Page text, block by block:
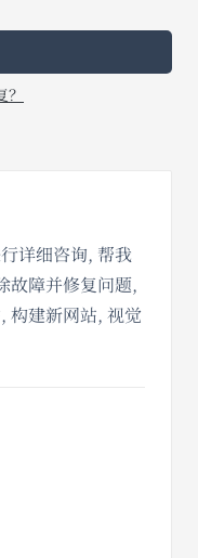
详细咨询, 帮我
故障并修复问题,
构建新网站, 视觉